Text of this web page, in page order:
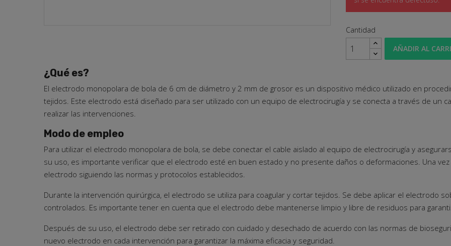
Cantidad
AÑADIR AL
¿Qué es?
El electrodo monopolara de bola de 6 cm de diámetro y 2 mm de grosor es un dispositivo médico utilizado en
tejidos. Este electrodo está diseñado para ser utilizado con un equipo de electrocirugía y se conecta a través de un
realizar las intervenciones.
Modo de empleo
Para utilizar el electrodo monopolara de bola, se debe conectar el cable aislado al equipo de electrocirugía y
su uso, es importante verificar que el electrodo esté en buen estado y no presente daños o deformaciones. Una
electrodo siguiendo las normas y protocolos establecidos.
Durante la intervención quirúrgica, el electrodo se utiliza para coagular y cortar tejidos. Se debe aplicar el electrodo
controlados. Es importante tener en cuenta que el electrodo debe mantenerse limpio y libre de residuos para
Después de su uso, el electrodo debe ser retirado con cuidado y desechado de acuerdo con las normas de
nuevo electrodo en cada intervención para garantizar la máxima eficacia y seguridad.